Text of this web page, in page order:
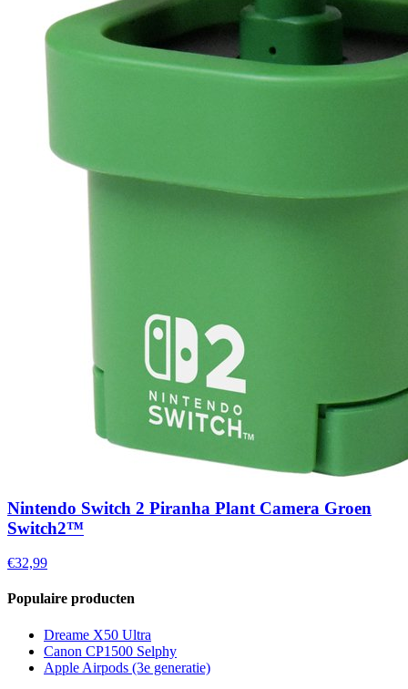
Nintendo Switch 2 Piranha Plant Camera Groen
Switch2™
€32,99
Populaire producten
Dreame X50 Ultra
Canon CP1500 Selphy
Apple Airpods (3e generatie)